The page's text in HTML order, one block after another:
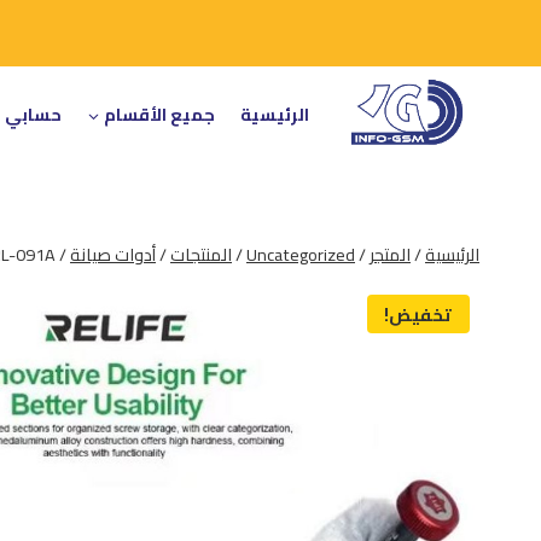
المحتوى
الرئيسية جميع الأقسام حسابي
الرئيسية/المتجر/
Uncategorized
/المنتجات/أدوات صيانة/
091A
تخفيض!